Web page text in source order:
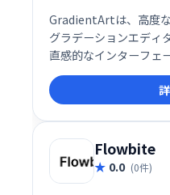
GradientArtは、高度
グラデーションエデ
直感的なインターフェ
ンツールを利用し、
どを簡単に作成できま
も提供。複雑なグラ
き、Webデザインやイ
Flowbite
0.0 (0件)